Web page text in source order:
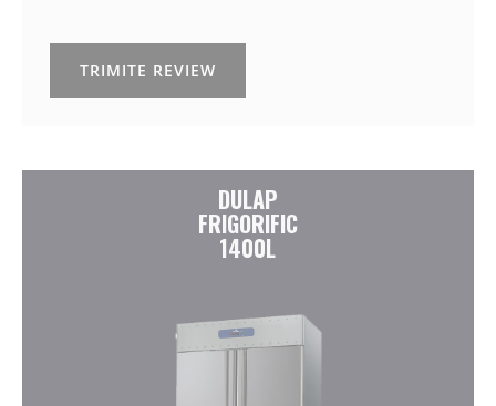
TRIMITE REVIEW
DULAP
FRIGORIFIC
1400L